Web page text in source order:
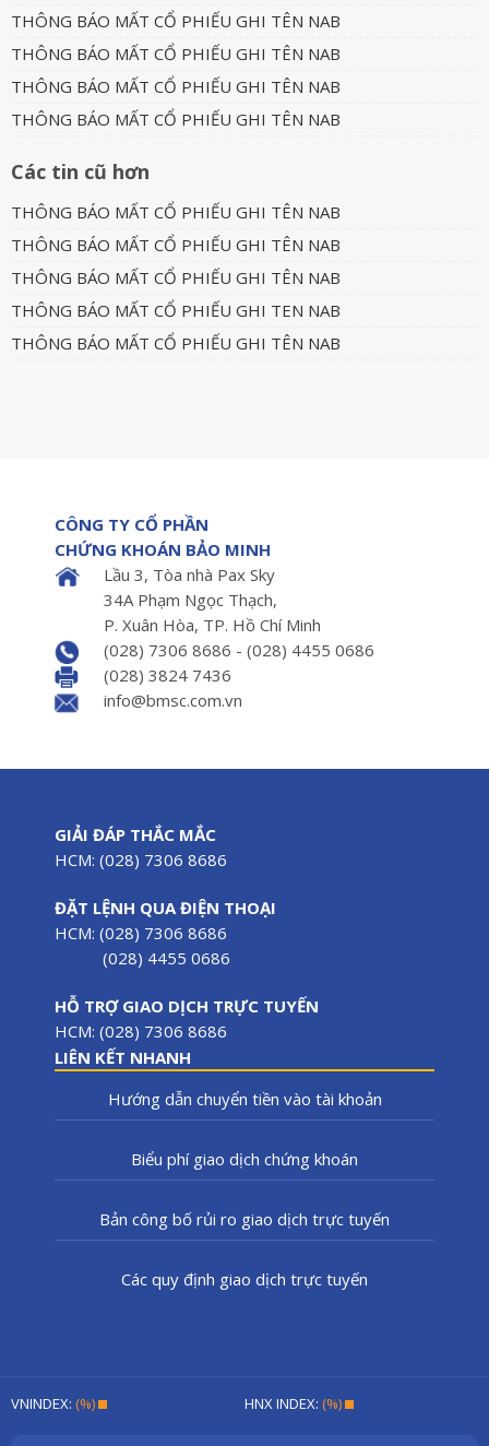
THÔNG BÁO MẤT CỔ PHIẾU GHI TÊN NAB
THÔNG BÁO MẤT CỔ PHIẾU GHI TÊN NAB
THÔNG BÁO MẤT CỔ PHIẾU GHI TÊN NAB
THÔNG BÁO MẤT CỔ PHIẾU GHI TÊN NAB
Các tin cũ hơn
THÔNG BÁO MẤT CỔ PHIẾU GHI TÊN NAB
THÔNG BÁO MẤT CỔ PHIẾU GHI TÊN NAB
THÔNG BÁO MẤT CỔ PHIẾU GHI TÊN NAB
THÔNG BÁO MẤT CỔ PHIẾU GHI TEN NAB
THÔNG BÁO MẤT CỔ PHIẾU GHI TÊN NAB
CÔNG TY CỔ PHẦN
CHỨNG KHOÁN BẢO MINH
Lầu 3, Tòa nhà Pax Sky
34A Phạm Ngọc Thạch,
P. Xuân Hòa, TP. Hồ Chí Minh
(028) 7306 8686 - (028) 4455 0686
(028) 3824 7436
info@bmsc.com.vn
GIẢI ĐÁP THẮC MẮC
HCM: (028) 7306 8686
ĐẶT LỆNH QUA ĐIỆN THOẠI
HCM: (028) 7306 8686
(028) 4455 0686
HỖ TRỢ GIAO DỊCH TRỰC TUYẾN
HCM: (028) 7306 8686
LIÊN KẾT NHANH
Hướng dẫn chuyển tiền vào tài khoản
Biểu phí giao dịch chứng khoán
Bản công bố rủi ro giao dịch trực tuyến
Các quy định giao dịch trực tuyến
VNINDEX: (%) HNX INDEX: (%)